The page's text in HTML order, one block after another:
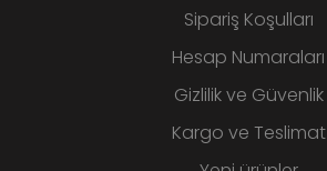
Sipariş Koşulları
Hesap Numaraları
Gizlilik ve Güvenlik
Kargo ve Teslimat